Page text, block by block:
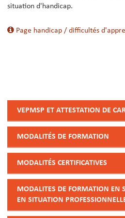
situation d'handicap.
Page handicap / difficultés
VEPMSP ET ATTESTATION DE
MODALITÉS DE FORMATION
MODALITÉS CERTIFICATIVES
MODALITES DE FORMATION EN
EN SITUATION